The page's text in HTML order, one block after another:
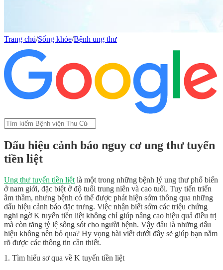
Trang chủ/Sống khỏe/Bệnh ung thư
Dấu hiệu cảnh báo nguy cơ ung thư tuyến
tiền liệt
Ung thư tuyến tiền liệt là một trong những bệnh lý ung thư phổ biến
ở nam giới, đặc biệt ở độ tuổi trung niên và cao tuổi. Tuy tiến triển
âm thầm, nhưng bệnh có thể được phát hiện sớm thông qua những
dấu hiệu cảnh báo đặc trưng. Việc nhận biết sớm các triệu chứng
nghi ngờ K tuyến tiền liệt không chỉ giúp nâng cao hiệu quả điều trị
mà còn tăng tỷ lệ sống sót cho người bệnh. Vậy đâu là những dấu
hiệu không nên bỏ qua? Hy vọng bài viết dưới đây sẽ giúp bạn nắm
rõ được các thông tin cần thiết.
1. Tìm hiểu sơ qua về K tuyến tiền liệt